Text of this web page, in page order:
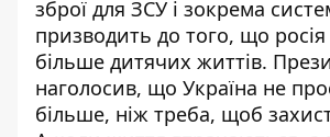
зброї для ЗСУ і зокрема
призводить до того, що
більше дитячих життів.
наголосив, що Україна не
більше, ніж треба, щоб